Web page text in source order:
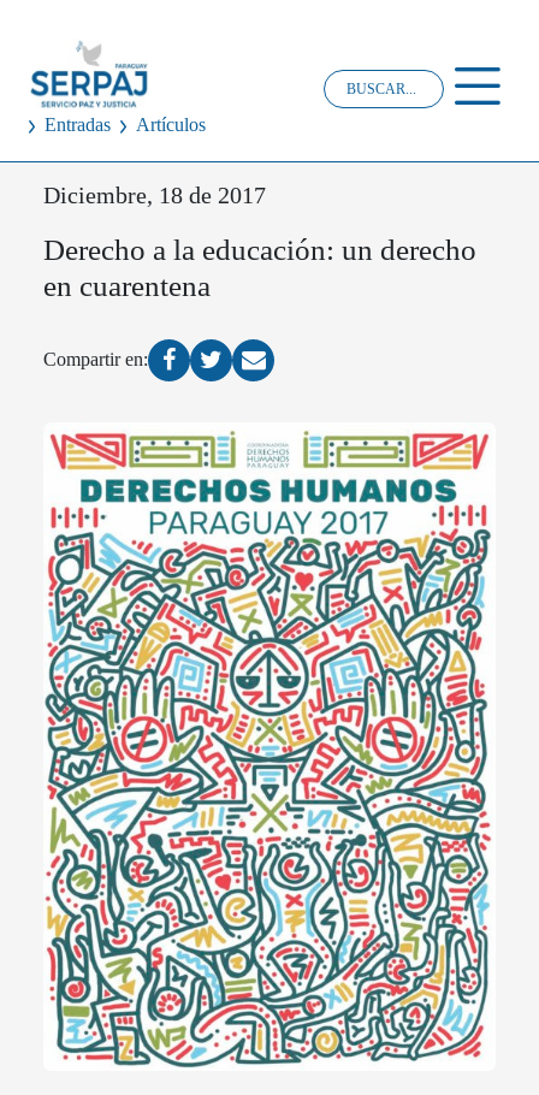
Entradas Artículos
Diciembre, 18 de 2017
Derecho a la educación: un derecho
en cuarentena
Compartir en: